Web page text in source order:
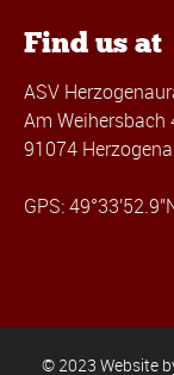
Find us at
ASV
Am Weihersbach
91074
GPS:
© 2023 Website